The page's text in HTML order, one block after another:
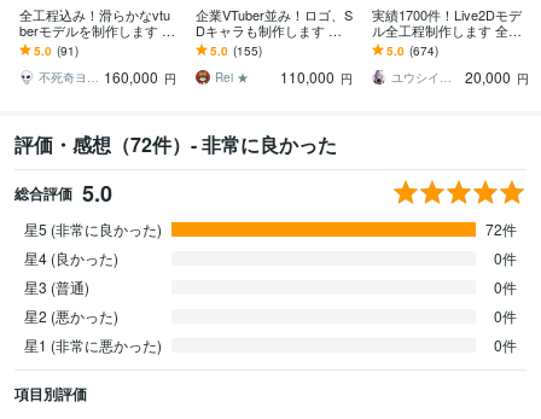
全工程込み！滑らかなvtu
berモデルを制作します Li
ve2DモデリングのみもO
K！特殊仕様が得意です！
5.0 (91)
不死奇ヨンシィ・鳥島いずみ 160,000 円
企業VTuber並み！ロゴ、S
Dキャラも制作します デ
ビュー徹底サポート！満
足いくまで修正無制限、
著作権譲渡
5.0 (155)
Rei ★
110,000 円
実績1700件！Live2Dモデ
ル全工程制作します 全工
程完結｜修正無制限｜著
作権譲渡込｜初心者も安
心
5.0 (674)
ユウシイ＠Vtuber制作
20,000 円
評価・感想（72件）- 非常に良かった
総合評価 5.0
星5 (非常に良かった)
72件
星4 (良かった)
0件
星3 (普通)
0件
星2 (悪かった)
0件
星1 (非常に悪かった)
0件
項目別評価